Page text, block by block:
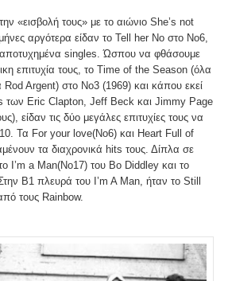
«εισβολή τους» με το αιώνιο She’s not
αργότερα είδαν το Tell her No στο Νο6,
singles. Ώσπου να φθάσουμε
επιτυχία τους, το Time of the Season (όλα
Rod Argent) στο Νο3 (1969) και κάπου εκεί
των Eric Clapton, Jeff Beck και Jimmy Page
είδαν τις δύο μεγάλες επιτυχίες τους να
Τα For your love(No6) και Heart Full of
τα διαχρονικά hits τους. Δίπλα σε
I’m a Man(No17) του Bo Diddley και το
Β1 πλευρά του I’m A Man, ήταν το Still
τους Rainbow.